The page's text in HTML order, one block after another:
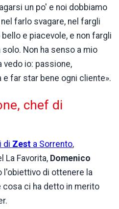
un po' e noi dobbiamo
nel farlo svagare, nel fargli
e piacevole, e non fargli
Non ha senso a mio
vedo io: passione,
far star bene ogni cliente».
chef di
di Zest a Sorrento,
La Favorita, Domenico
l'obiettivo di ottenere la
cosa ci ha detto in merito